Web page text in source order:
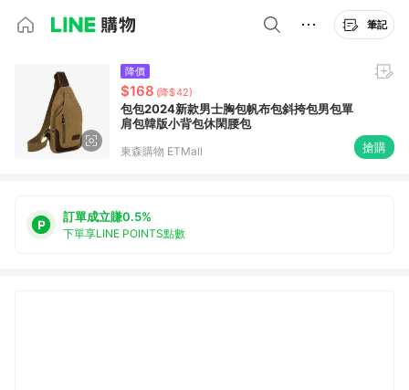
筆記
降價
$168 (降$42)
包包2024新款男士胸包帆布包斜挎包男包單
肩包韓版小背包休閑腰包
東森購物 ETMall 搶購
訂單成立賺0.5%
下單享LINE POINTS點數